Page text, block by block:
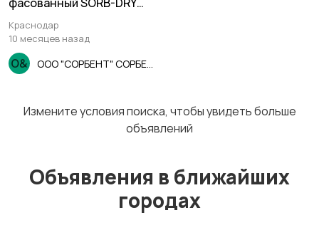
BAG по 250 г.
Краснодар
10 месяцев назад
Измените условия поиска, чтобы увидеть больше
объявлений
Объявления в ближайших
городах